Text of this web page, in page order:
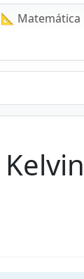
📐 Matemática